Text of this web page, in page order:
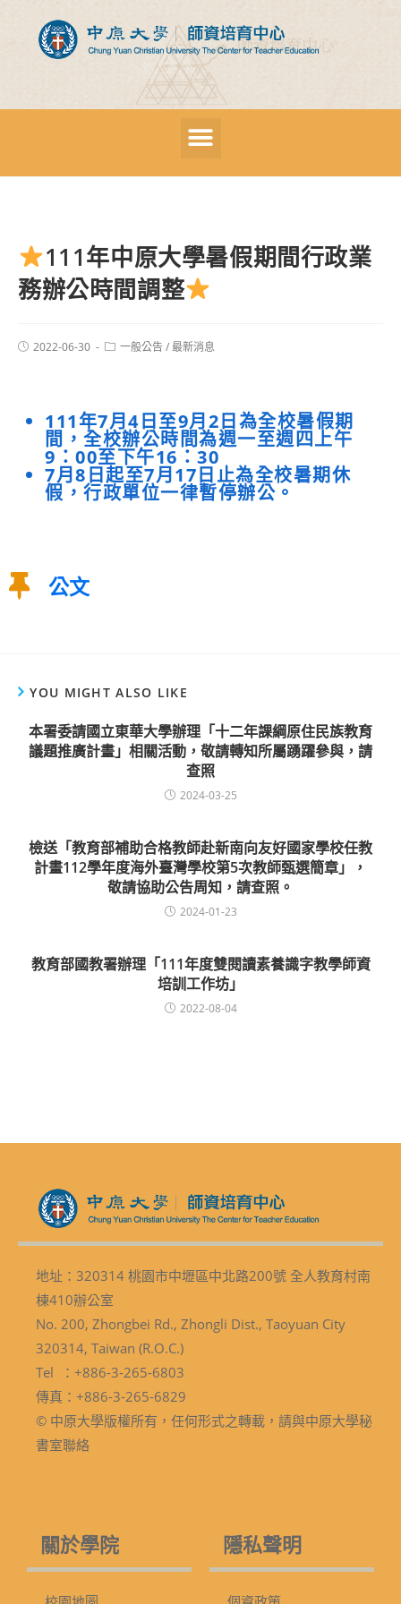
111年中原大學暑假期間行政業
務辦公時間調整
2022-06-30 一般公告/最新消息
111年7月4日至9月2日為全校暑假期
間，全校辦公時間為週一至週四上午
9：00至下午16：30
7月8日起至7月17日止為全校暑期休
假，行政單位一律暫停辦公。
公文
YOU MIGHT ALSO LIKE
本署委請國立東華大學辦理「十二年課綱原住民族教育
議題推廣計畫」相關活動，敬請轉知所屬踴躍參與，請
查照
2024-03-25
檢送「教育部補助合格教師赴新南向友好國家學校任教
計畫112學年度海外臺灣學校第5次教師甄選簡章」，
敬請協助公告周知，請查照。
2024-01-23
教育部國教署辦理「111年度雙閱讀素養識字教學師資
培訓工作坊」
2022-08-04
地址：320314 桃園市中壢區中北路200號 全人教育村南
棟410辦公室
No. 200, Zhongbei Rd., Zhongli Dist., Taoyuan City
320314, Taiwan (R.O.C.)
Tel ：+886-3-265-6803
傳真：+886-3-265-6829
© 中原大學版權所有，任何形式之轉載，請與中原大學秘
書室聯絡
關於學院 隱私聲明